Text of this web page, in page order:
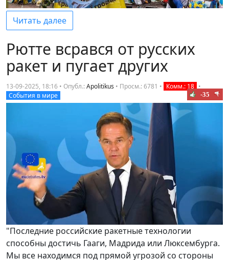
Читать далее
Рютте всрався от русских
ракет и пугает других
13-09-2025, 18:16 • Опубл.:Apolitikus • Просм.: 6781 • Комм.: 18 •
События в мире
-35
"Последние российские ракетные технологии
способны достичь Гааги, Мадрида или Люксембурга.
Мы все находимся под прямой угрозой со стороны